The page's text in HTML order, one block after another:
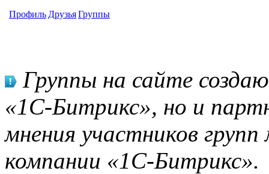
Профиль ДрузьяГруппы
Группы на сайте
«1С-Битрикс», но и
мнения участников
компании «1С-Битрикс».